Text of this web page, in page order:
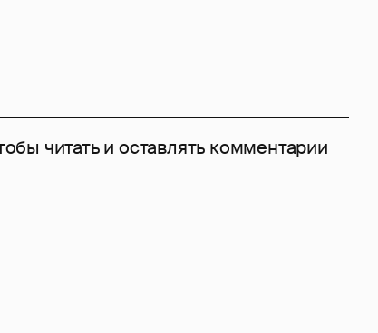
читать и оставлять комментарии